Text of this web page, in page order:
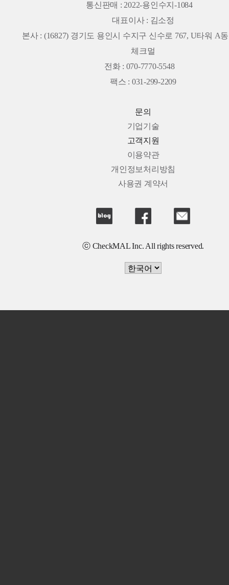
통신판매 : 2022-용인수지-1084
대표이사 : 김소정
본사 : (16827) 경기도 용인시 수지구 신수로 767, U타워 A
체크멀
전화 : 070-7770-5548
팩스 : 031-299-2209
문의
기업기술
고객지원
이용약관
개인정보처리방침
사용권 계약서
ⓒ CheckMAL Inc. All rights reserved.